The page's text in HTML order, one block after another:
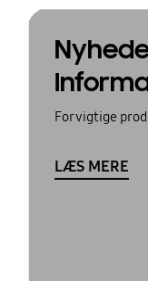
For vigtige
LÆS MERE